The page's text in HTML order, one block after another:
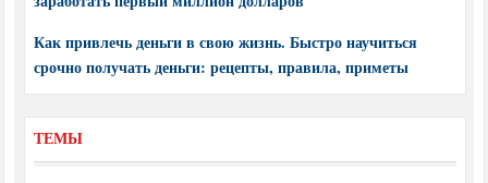
Как привлечь деньги в свою жизнь. Быстро научиться
срочно получать деньги: рецепты, правила, приметы
ТЕМЫ